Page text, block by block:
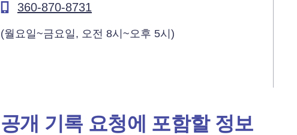
360-870-8731
(월요일~금요일, 오전 8시~오후 5시)
공개 기록 요청에 포함할 정보